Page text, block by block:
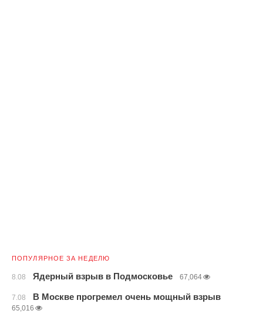
ПОПУЛЯРНОЕ ЗА НЕДЕЛЮ
8.08 Ядерный взрыв в Подмосковье 67,064
7.08 В Москве прогремел очень мощный взрыв
65,016